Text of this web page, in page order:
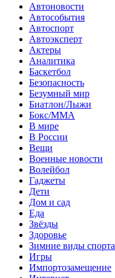
Автоновости
Автособытия
Автоспорт
Автоэксперт
Актеры
Аналитика
Баскетбол
Безопасность
Безумный мир
Биатлон/Лыжи
Бокс/MMA
В мире
В России
Вещи
Военные новости
Волейбол
Гаджеты
Дети
Дом и сад
Еда
Звёзды
Здоровье
Зимние виды спорта
Игры
Импортозамещение